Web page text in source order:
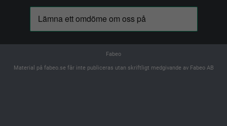
Fabeo
Material på fabeo.se får inte publiceras utan skriftligt medgivande av Fabeo AB